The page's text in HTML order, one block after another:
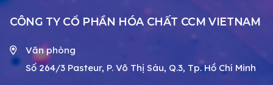
CÔNG TY CỔ PHẦN HÓA CHẤT CCM VIETNAM
Văn phòng
Số 264/3 Pasteur, P. Võ Thị Sáu, Q.3, Tp. Hồ Chí Minh